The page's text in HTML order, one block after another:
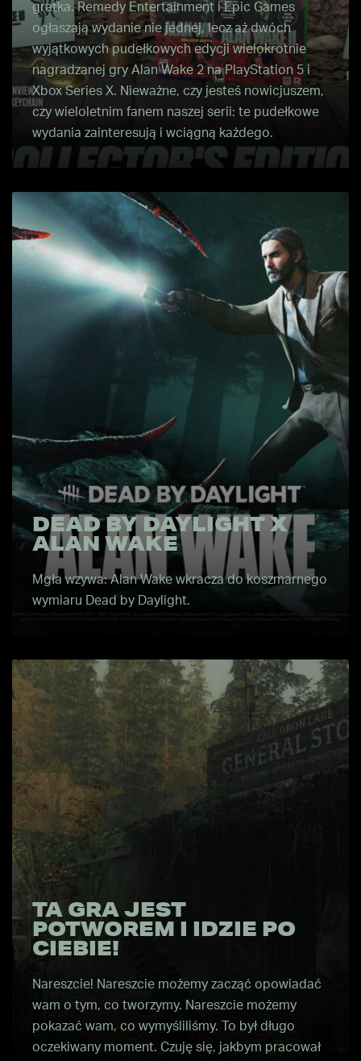
gratka. Remedy Entertainment i Epic Games
ogłaszają wydanie nie jednej, lecz aż dwóch
wyjątkowych pudełkowych edycji wielokrotnie
nagradzanej gry Alan Wake 2 na PlayStation 5 i
Xbox Series X. Nieważne, czy jesteś nowicjuszem,
czy wieloletnim fanem naszej serii: te pudełkowe
wydania zainteresują i wciągną każdego.
DEAD BY DAYLIGHT X
ALAN WAKE
Mgła wzywa: Alan Wake wkracza do koszmarnego
wymiaru Dead by Daylight.
TA GRA JEST
POTWOREM I IDZIE PO
CIEBIE!
Nareszcie! Nareszcie możemy zacząć opowiadać
wam o tym, co tworzymy. Nareszcie możemy
pokazać wam, co wymyśliliśmy. To był długo
oczekiwany moment. Czuję się, jakbym pracował